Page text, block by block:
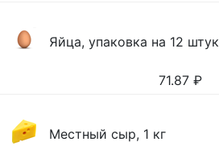
Яйца, упаковка на 12 штук
71.87 ₽
Местный сыр, 1 кг